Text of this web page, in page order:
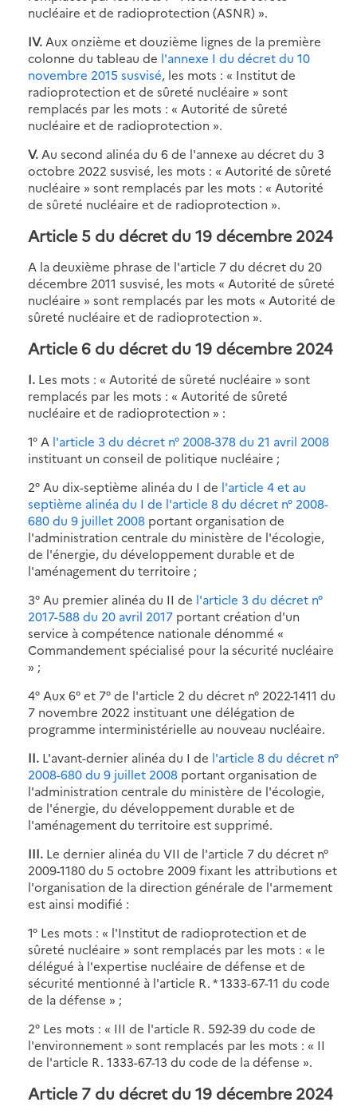
nucléaire et de radioprotection (ASNR) ».
IV. Aux onzième et douzième lignes de la première
colonne du tableau de l'annexe I du décret du 10
novembre 2015 susvisé, les mots : « Institut de
radioprotection et de sûreté nucléaire » sont
remplacés par les mots : « Autorité de sûreté
nucléaire et de radioprotection ».
V. Au second alinéa du 6 de l'annexe au décret du 3
octobre 2022 susvisé, les mots : « Autorité de sûreté
nucléaire » sont remplacés par les mots : « Autorité
de sûreté nucléaire et de radioprotection ».
Article 5 du décret du 19 décembre 2024
A la deuxième phrase de l'article 7 du décret du 20
décembre 2011 susvisé, les mots « Autorité de sûreté
nucléaire » sont remplacés par les mots « Autorité de
sûreté nucléaire et de radioprotection ».
Article 6 du décret du 19 décembre 2024
I. Les mots : « Autorité de sûreté nucléaire » sont
remplacés par les mots : « Autorité de sûreté
nucléaire et de radioprotection » :
1° A l'article 3 du décret n° 2008-378 du 21 avril 2008
instituant un conseil de politique nucléaire ;
2° Au dix-septième alinéa du I de l'article 4 et au
septième alinéa du I de l'article 8 du décret n° 2008-
680 du 9 juillet 2008 portant organisation de
l'administration centrale du ministère de l'écologie,
de l'énergie, du développement durable et de
l'aménagement du territoire ;
3° Au premier alinéa du II de l'article 3 du décret n°
2017-588 du 20 avril 2017 portant création d'un
service à compétence nationale dénommé «
Commandement spécialisé pour la sécurité nucléaire
» ;
4° Aux 6° et 7° de l'article 2 du décret n° 2022-1411 du
7 novembre 2022 instituant une délégation de
programme interministérielle au nouveau nucléaire.
II. L'avant-dernier alinéa du I de l'article 8 du décret n°
2008-680 du 9 juillet 2008 portant organisation de
l'administration centrale du ministère de l'écologie,
de l'énergie, du développement durable et de
l'aménagement du territoire est supprimé.
III. Le dernier alinéa du VII de l'article 7 du décret n°
2009-1180 du 5 octobre 2009 fixant les attributions et
l'organisation de la direction générale de l'armement
est ainsi modifié :
1° Les mots : « l'Institut de radioprotection et de
sûreté nucléaire » sont remplacés par les mots : « le
délégué à l'expertise nucléaire de défense et de
sécurité mentionné à l'article R. * 1333-67-11 du code
de la défense » ;
2° Les mots : « III de l'article R. 592-39 du code de
l'environnement » sont remplacés par les mots : « II
de l'article R. 1333-67-13 du code de la défense ».
Article 7 du décret du 19 décembre 2024